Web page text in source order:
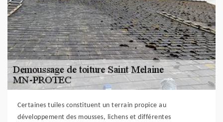
Certaines tuiles constituent un terrain propice au
développement des mousses, lichens et différentes